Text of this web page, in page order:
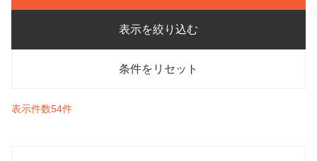
表示件数54件